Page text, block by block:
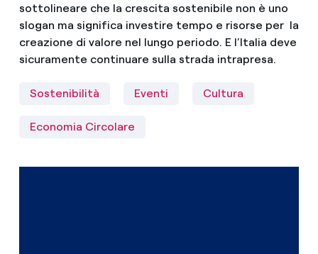
sottolineare che la crescita sostenibile non è uno
slogan ma significa investire tempo e risorse per la
creazione di valore nel lungo periodo. E l’Italia deve
sicuramente continuare sulla strada intrapresa.
Sostenibilità Eventi Cultura
Economia Circolare